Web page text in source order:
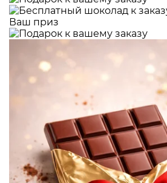
Ваш приз